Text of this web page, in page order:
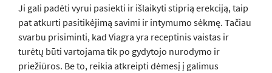
Ji gali padėti vyrui pasiekti ir išlaikyti stiprią erekciją, taip
pat atkurti pasitikėjimą savimi ir intymumo sėkmę. Tačiau
svarbu prisiminti, kad Viagra yra receptinis vaistas ir
turėtų būti vartojama tik po gydytojo nurodymo ir
priežiūros. Be to, reikia atkreipti dėmesį į galimus